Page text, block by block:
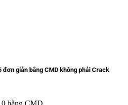
giản bằng CMD không phải Crack